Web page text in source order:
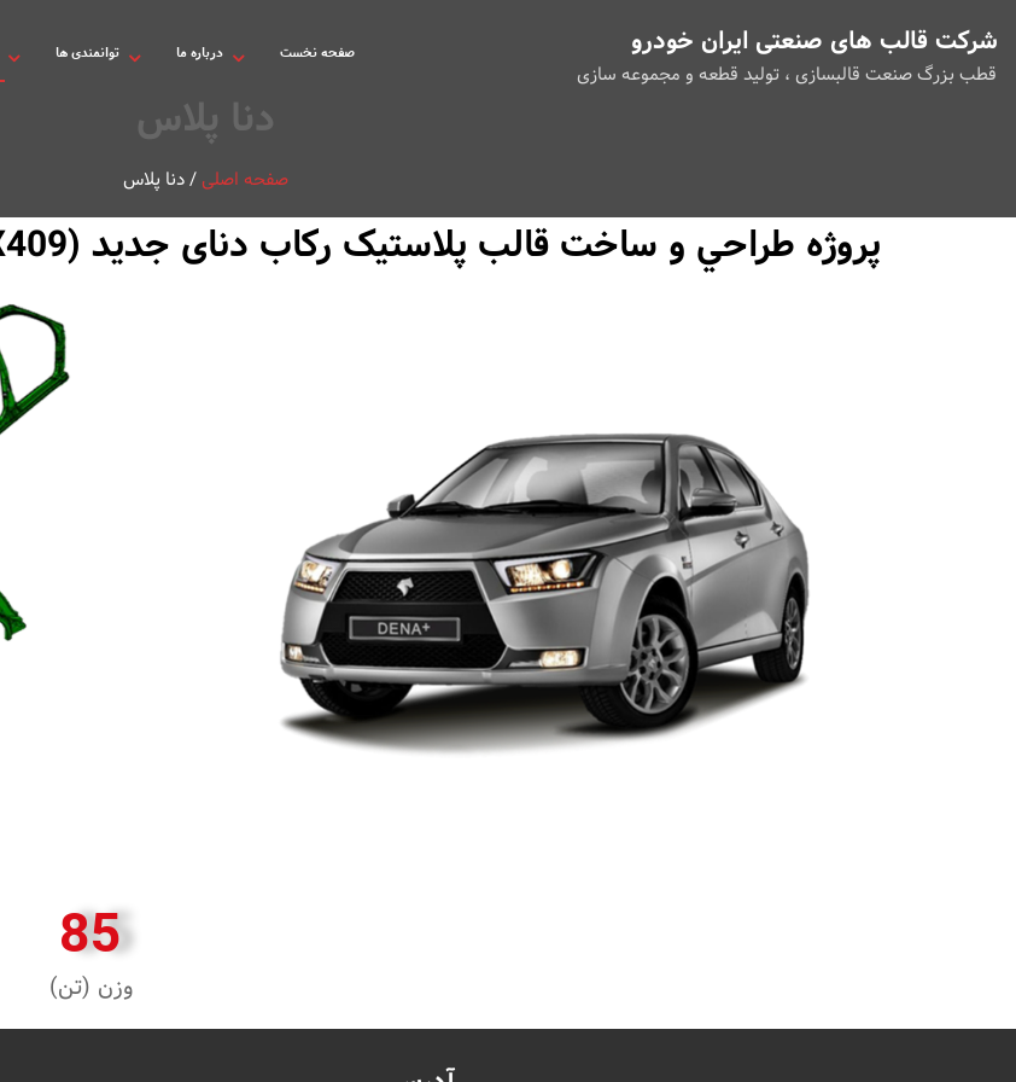
شرکت قالب های صنعتی ایران خودرو
قطب بزرگ صنعت قالبسازی ، تولید قطعه و مجموعه سازی
صفحه نخست درباره ما توانمندی ها
دنا پلاس
صفحه اصلی/دنا پلاس
پروژه طراحي و ساخت قالب پلاستیک رکاب دنای جدید (X409)
85
وزن (تن)